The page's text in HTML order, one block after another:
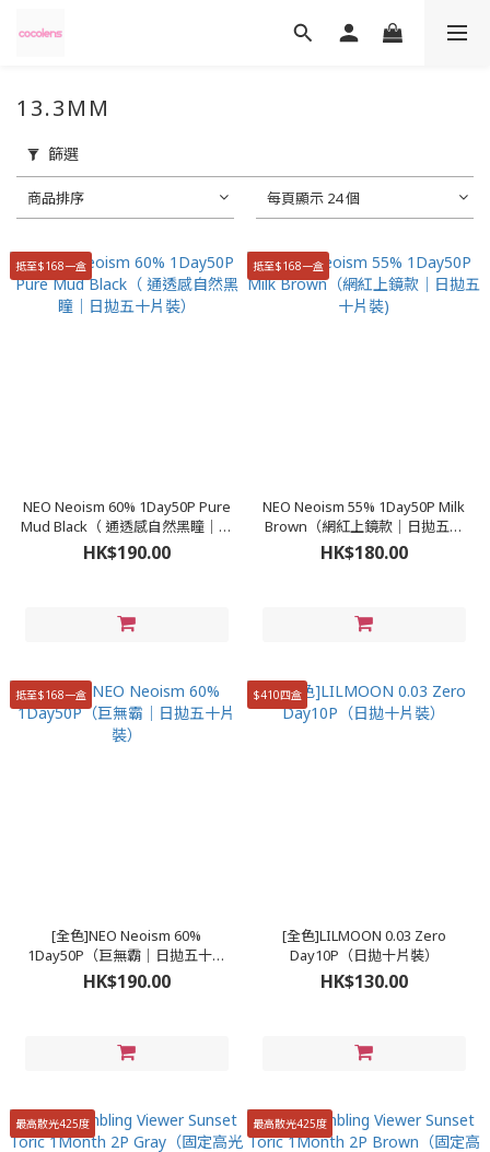
13.3MM
篩選
商品排序 每頁顯示 24 個
抵至$168一盒
NEO Neoism 60% 1Day50P Pure
Mud Black（ 通透感自然黑瞳｜日
拋五十片裝）
HK$190.00
抵至$168一盒
NEO Neoism 55% 1Day50P Milk
Brown（網紅上鏡款｜日拋五十
片裝)
HK$180.00
抵至$168一盒
[全色]NEO Neoism 60%
1Day50P（巨無霸｜日拋五十片
裝）
HK$190.00
$410四盒
[全色]LILMOON 0.03 Zero
Day10P（日拋十片裝）
HK$130.00
最高散光425度 最高散光425度